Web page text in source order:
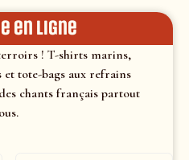
en ligne
! T-shirts marins,
et tote-bags aux refrains
chants français partout